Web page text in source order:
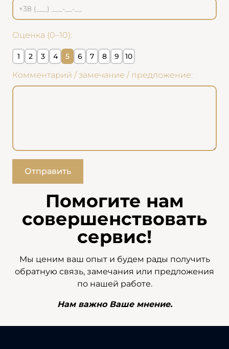
Оценка (0–10):
1 2 3 4 5 6 7 8 9 10
Комментарий / замечание / предложение:
Помогите нам
совершенствовать
сервис!
Мы ценим ваш опыт и будем рады получить
обратную связь, замечания или предложения
по нашей работе.
Нам важно Ваше мнение.